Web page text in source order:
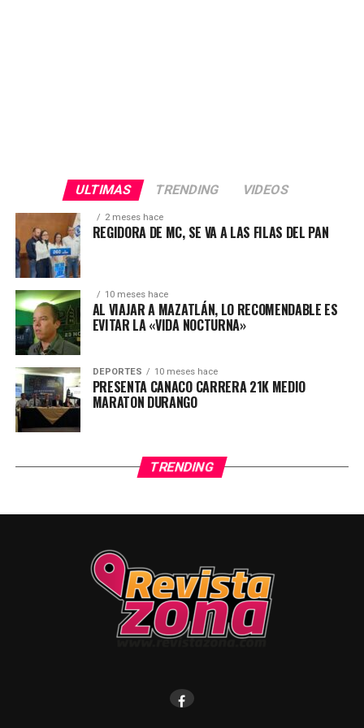
ULTIMAS TRENDING VIDEOS
2 meses hace
REGIDORA DE MC, SE VA A LAS FILAS DEL PAN
10 meses hace
AL VIAJAR A MAZATLÁN, LO RECOMENDABLE ES
EVITAR LA «VIDA NOCTURNA»
DEPORTES 10 meses hace
PRESENTA CANACO CARRERA 21K MEDIO
MARATON DURANGO
TRENDING